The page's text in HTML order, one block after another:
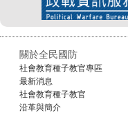
關於全民國防
社會教育種子教官專區
最新消息
社會教育種子教官
沿革與簡介